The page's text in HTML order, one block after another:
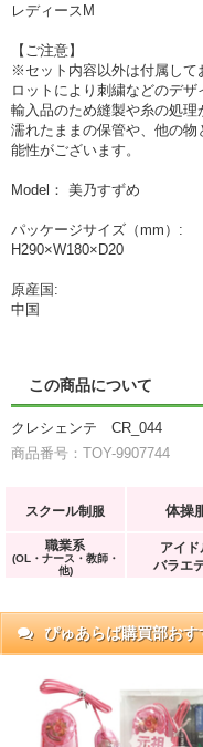
レディースM
【ご注意】
※セット内容以外は付属して
ロットにより刺繍などのデザ
輸入品のため縫製や糸の処理
濡れたままの保管や、他の
能性がございます。
Model： 美乃すずめ
パッケージサイズ（mm）:
H290×W180×D20
原産国:
中国
この商品について
クレシェンテ CR_044
商品番号：TOY-9907744
スクール制服 体操
職業系
(OL・ナース・教師・
他)
アイド
バラエ
ぴゅあらば購買部おす